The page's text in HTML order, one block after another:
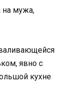
на мужа,
явно с
кухне